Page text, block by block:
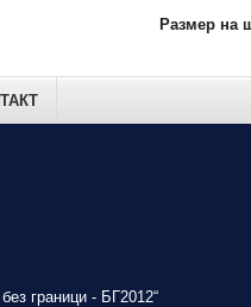
граници - БГ2012“
Размер на